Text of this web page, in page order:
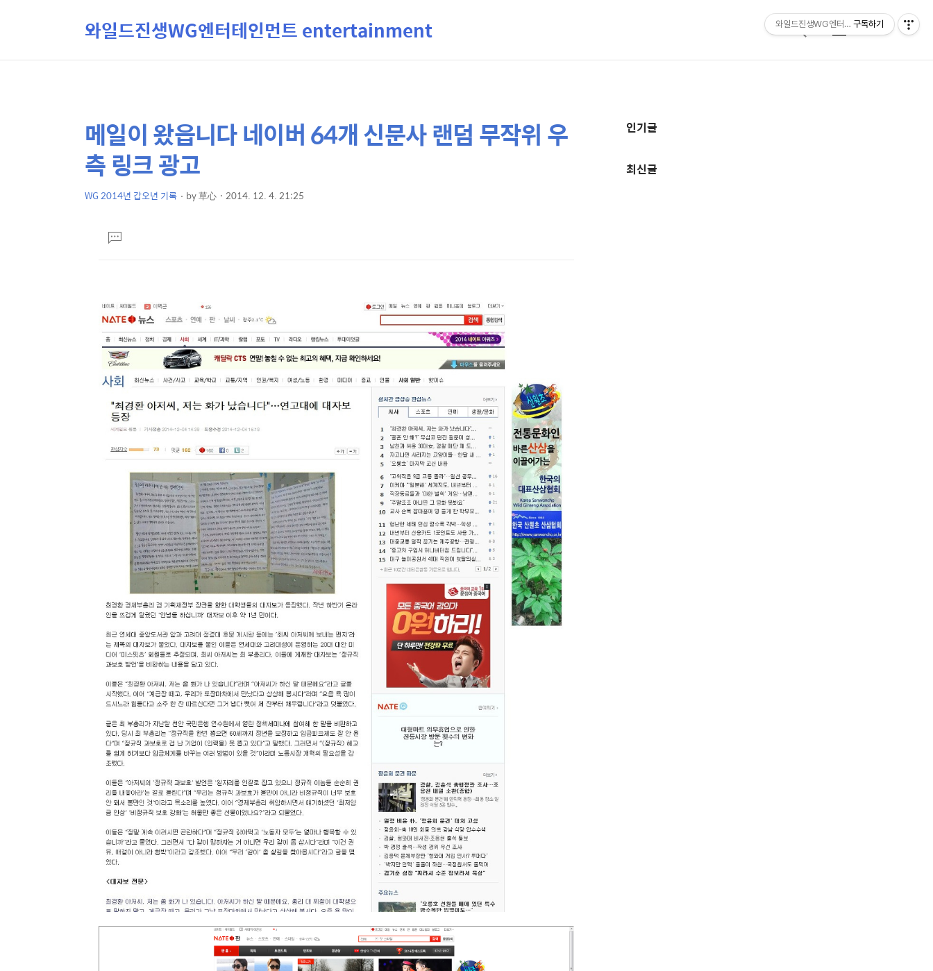
와일드진생WG엔터테인먼트 entertainment
검
메
상
세
컨
텐
본
문
제
메일이 왔읍니다 네이버 64개 신문사 랜덤 무작위 우
측 링크 광고
WG 2014년 갑오년 기록 by草心 2014. 12. 4. 21:25
댓
글
추
정
인기글
최신글
와일드진생WG엔터테인먼트
구독하기